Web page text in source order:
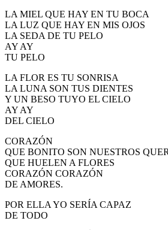
LA MIEL QUE HAY EN TU BOCA
LA LUZ QUE HAY EN MIS OJOS
LA SEDA DE TU PELO
AY AY
TU PELO
LA FLOR ES TU SONRISA
LA LUNA SON TUS DIENTES
Y UN BESO TUYO EL CIELO
AY AY
DEL CIELO
CORAZÓN
QUE BONITO SON NUESTROS
QUE HUELEN A FLORES
CORAZÓN CORAZÓN
DE AMORES.
POR ELLA YO SERÍA CAPAZ
DE TODO